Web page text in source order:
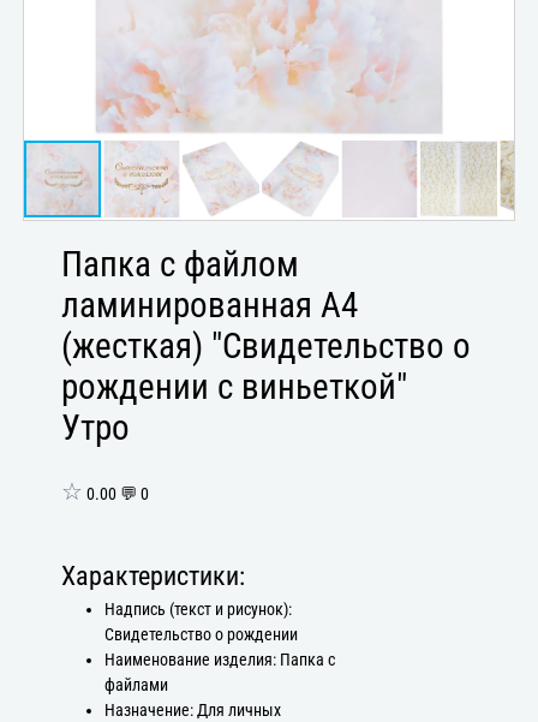
Папка с файлом
ламинированная А4
(жесткая) "Свидетельство о
рождении с виньеткой"
Утро
☆ 0.00 💬 0
Характеристики:
Надпись (текст и рисунок):
Свидетельство о рождении
Наименование изделия: Папка с
файлами
Назначение: Для личных